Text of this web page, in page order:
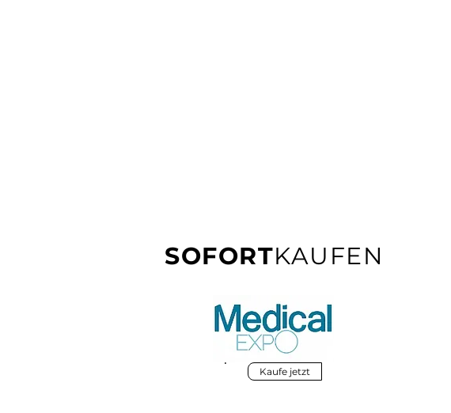
SOFORTKAUFEN
Kaufe jetzt